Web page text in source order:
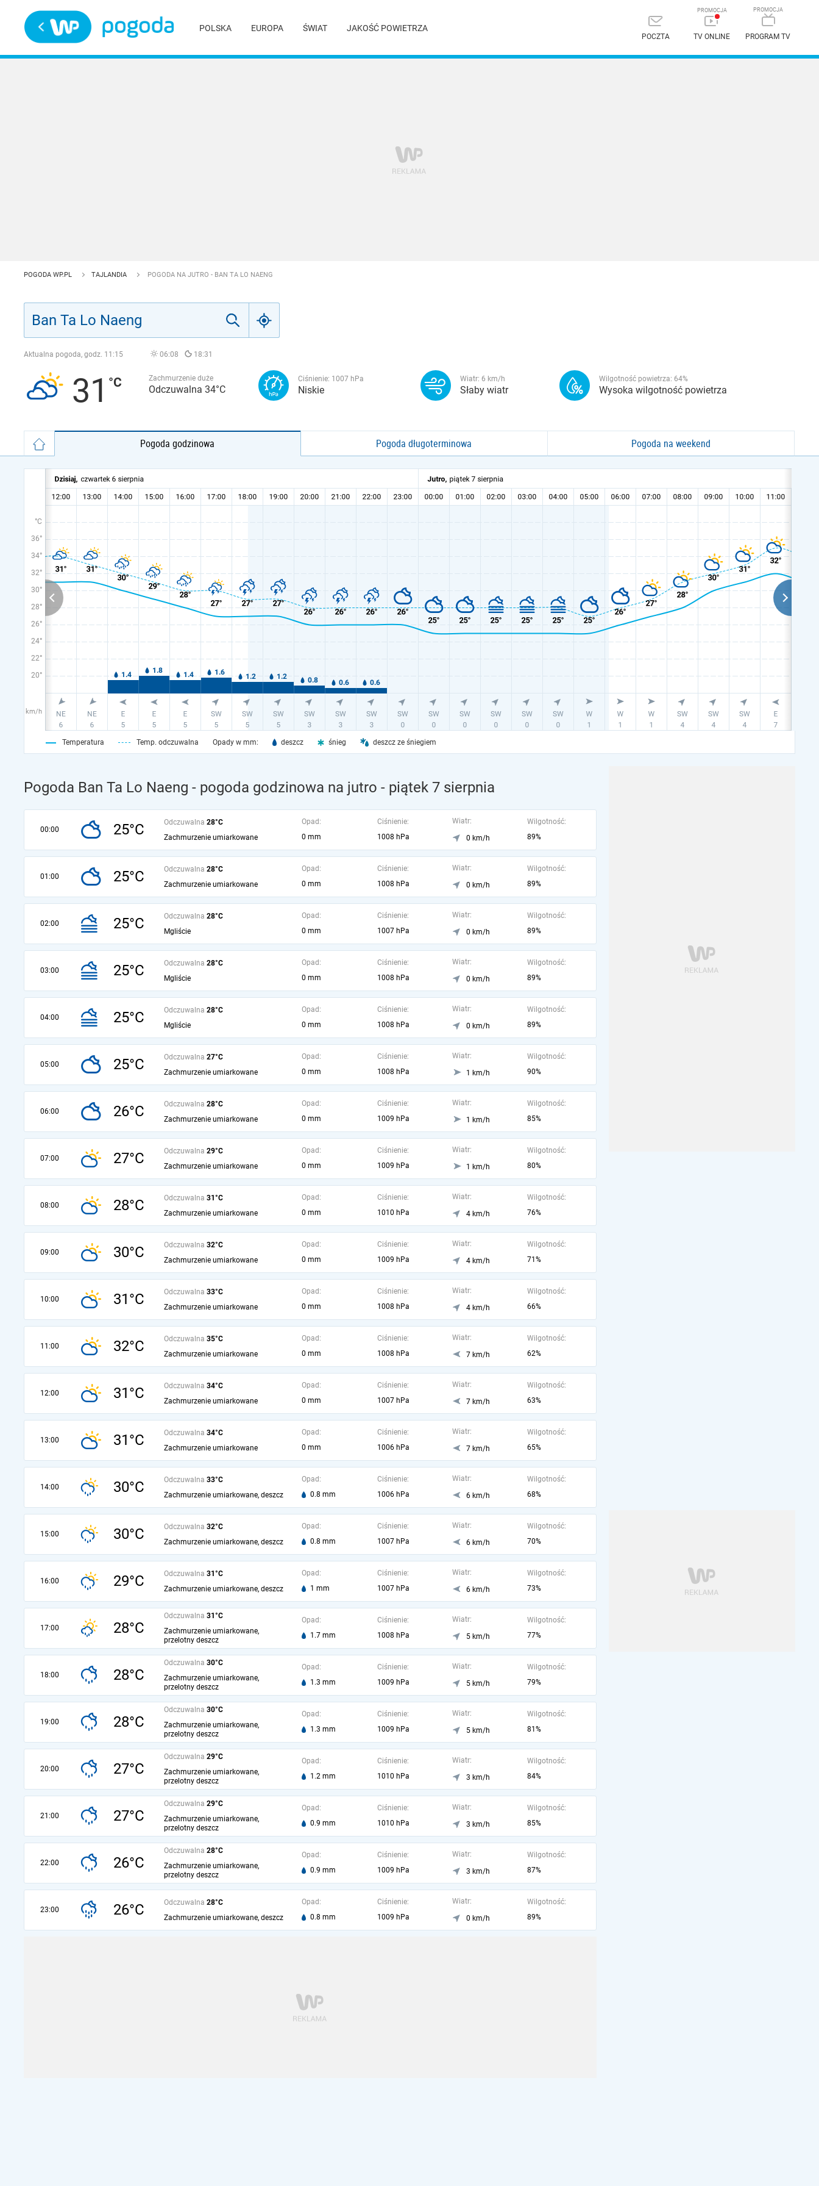
POLSKA EUROPA ŚWIAT JAKOŚĆ POWIETRZA
POCZTA TV ONLINE PROGRAM TV
POGODA WP.PL TAJLANDIA POGODA NA JUTRO - BAN TA LO NAENG
Aktualna pogoda, godz. 11:15 06:08 18:31
31 Zachmurzenie duże
Odczuwalna 34°C
Ciśnienie: 1007 hPa
Niskie
Wiatr: 6 km/h
Słaby wiatr
Wilgotność powietrza: 64%
Wysoka wilgotność powietrza
Pogoda godzinowa Pogoda długoterminowa Pogoda na weekend
°C
36°
34°
32°
30°
28°
26°
24°
22°
20°
km/h
Temperatura Temp. odczuwalna Opady w mm: deszcz śnieg deszcz ze śniegiem
Pogoda Ban Ta Lo Naeng - pogoda godzinowa na jutro - piątek 7 sierpnia
00:00 25°C Odczuwalna 28°C
Zachmurzenie umiarkowane
Opad:
0 mm
Ciśnienie:
1008 hPa
Wiatr:
0 km/h
Wilgotność:
89%
01:00 25°C Odczuwalna 28°C
Zachmurzenie umiarkowane
Opad:
0 mm
Ciśnienie:
1008 hPa
Wiatr:
0 km/h
Wilgotność:
89%
02:00 25°C Odczuwalna 28°C
Mgliście
Opad:
0 mm
Ciśnienie:
1007 hPa
Wiatr:
0 km/h
Wilgotność:
89%
03:00 25°C Odczuwalna 28°C
Mgliście
Opad:
0 mm
Ciśnienie:
1008 hPa
Wiatr:
0 km/h
Wilgotność:
89%
04:00 25°C Odczuwalna 28°C
Mgliście
Opad:
0 mm
Ciśnienie:
1008 hPa
Wiatr:
0 km/h
Wilgotność:
89%
05:00 25°C Odczuwalna 27°C
Zachmurzenie umiarkowane
Opad:
0 mm
Ciśnienie:
1008 hPa
Wiatr:
1 km/h
Wilgotność:
90%
06:00 26°C Odczuwalna 28°C
Zachmurzenie umiarkowane
Opad:
0 mm
Ciśnienie:
1009 hPa
Wiatr:
1 km/h
Wilgotność:
85%
07:00 27°C Odczuwalna 29°C
Zachmurzenie umiarkowane
Opad:
0 mm
Ciśnienie:
1009 hPa
Wiatr:
1 km/h
Wilgotność:
80%
08:00 28°C Odczuwalna 31°C
Zachmurzenie umiarkowane
Opad:
0 mm
Ciśnienie:
1010 hPa
Wiatr:
4 km/h
Wilgotność:
76%
09:00 30°C Odczuwalna 32°C
Zachmurzenie umiarkowane
Opad:
0 mm
Ciśnienie:
1009 hPa
Wiatr:
4 km/h
Wilgotność:
71%
10:00 31°C Odczuwalna 33°C
Zachmurzenie umiarkowane
Opad:
0 mm
Ciśnienie:
1008 hPa
Wiatr:
4 km/h
Wilgotność:
66%
11:00 32°C Odczuwalna 35°C
Zachmurzenie umiarkowane
Opad:
0 mm
Ciśnienie:
1008 hPa
Wiatr:
7 km/h
Wilgotność:
62%
12:00 31°C Odczuwalna 34°C
Zachmurzenie umiarkowane
Opad:
0 mm
Ciśnienie:
1007 hPa
Wiatr:
7 km/h
Wilgotność:
63%
13:00 31°C Odczuwalna 34°C
Zachmurzenie umiarkowane
Opad:
0 mm
Ciśnienie:
1006 hPa
Wiatr:
7 km/h
Wilgotność:
65%
14:00 30°C Odczuwalna 33°C
Zachmurzenie umiarkowane, deszcz
Opad:
0.8 mm
Ciśnienie:
1006 hPa
Wiatr:
6 km/h
Wilgotność:
68%
15:00 30°C Odczuwalna 32°C
Zachmurzenie umiarkowane, deszcz
Opad:
0.8 mm
Ciśnienie:
1007 hPa
Wiatr:
6 km/h
Wilgotność:
70%
16:00 29°C Odczuwalna 31°C
Zachmurzenie umiarkowane, deszcz
Opad:
1 mm
Ciśnienie:
1007 hPa
Wiatr:
6 km/h
Wilgotność:
73%
17:00 28°C
Odczuwalna 31°C
Zachmurzenie umiarkowane,
przelotny deszcz
Opad:
1.7 mm
Ciśnienie:
1008 hPa
Wiatr:
5 km/h
Wilgotność:
77%
18:00 28°C
Odczuwalna 30°C
Zachmurzenie umiarkowane,
przelotny deszcz
Opad:
1.3 mm
Ciśnienie:
1009 hPa
Wiatr:
5 km/h
Wilgotność:
79%
19:00 28°C
Odczuwalna 30°C
Zachmurzenie umiarkowane,
przelotny deszcz
Opad:
1.3 mm
Ciśnienie:
1009 hPa
Wiatr:
5 km/h
Wilgotność:
81%
20:00 27°C
Odczuwalna 29°C
Zachmurzenie umiarkowane,
przelotny deszcz
Opad:
1.2 mm
Ciśnienie:
1010 hPa
Wiatr:
3 km/h
Wilgotność:
84%
21:00 27°C
Odczuwalna 29°C
Zachmurzenie umiarkowane,
przelotny deszcz
Opad:
0.9 mm
Ciśnienie:
1010 hPa
Wiatr:
3 km/h
Wilgotność:
85%
22:00 26°C
Odczuwalna 28°C
Zachmurzenie umiarkowane,
przelotny deszcz
Opad:
0.9 mm
Ciśnienie:
1009 hPa
Wiatr:
3 km/h
Wilgotność:
87%
23:00 26°C Odczuwalna 28°C
Zachmurzenie umiarkowane, deszcz
Opad:
0.8 mm
Ciśnienie:
1009 hPa
Wiatr:
0 km/h
Wilgotność:
89%